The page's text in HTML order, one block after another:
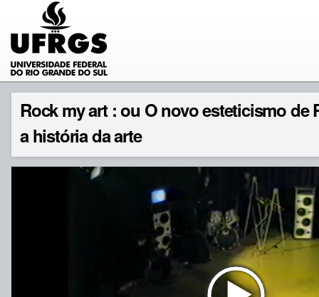
Rock my art : ou O novo esteticismo
a história da arte